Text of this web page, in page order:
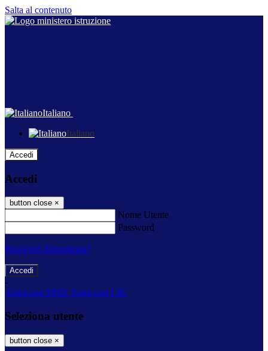
Salta al contenuto
Italiano
Italiano
Accedi
Accedi
button close ×
Nome Utente
Password
Password dimenticata?
-
Entra con SPID Entra con CIE
Seleziona utente
button close ×